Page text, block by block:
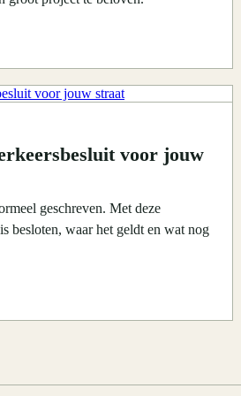
voor jouw
geschreven. Met deze
besloten, waar het geldt en wat nog